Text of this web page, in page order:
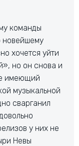
команды
новейшему
хочется уйти
но он снова и
имеющий
музыкальной
сварганил
у них не
Невы